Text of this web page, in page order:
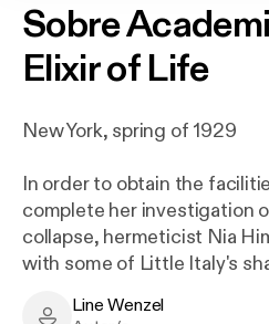
Sobre
Elixir of Life
New York, spring of 1929
In order to obtain the
complete her investigation
collapse, hermeticist Nia
with some of Little Italy's
She is granted access to a
Line Wenzel